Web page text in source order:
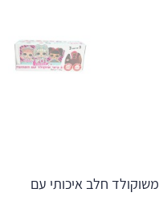
שלישיית ביצי הפתעה בקונספט LOL משוקולד חלב איכותי עם